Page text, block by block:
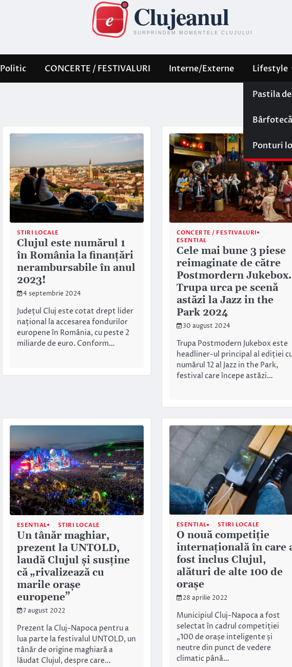
Politic CONCERTE / FESTIVALURI Interne/Externe Lifestyle
Pastila
Bârfotecă
Ponturi
STIRI LOCALE
Clujul este numărul 1
în România la finanțări
nerambursabile în anul
2023!
4 septembrie 2024
Județul Cluj este cotat drept lider
național la accesarea fondurilor
europene în România, cu peste 2
miliarde de euro. Conform…
CONCERTE / FESTIVALURI
ESENTIAL
Cele mai bune 3 piese
reimaginate de către
Postmordern Jukebox.
Trupa urca pe scenă
astăzi la Jazz in the
Park 2024
30 august 2024
Trupa Postmodern Jukebox este
headliner-ul principal al ediției
numărul 12 al Jazz in the Park,
festival care începe astăzi…
ESENTIAL STIRI LOCALE
Un tânăr maghiar,
prezent la UNTOLD,
laudă Clujul și susține
că „rivalizează cu
marile orașe
europene”
7 august 2022
Prezent la Cluj-Napoca pentru a
lua parte la festivalul UNTOLD, un
tânăr de origine maghiară a
lăudat Clujul, despre care…
ESENTIAL STIRI LOCALE
O nouă competiție
internațională în care
fost inclus Clujul,
alături de alte 100 de
orașe
28 aprilie 2022
Municipiul Cluj-Napoca a fost
selectat în cadrul competiției
„100 de orașe inteligente și
neutre din punct de vedere
climatic până…